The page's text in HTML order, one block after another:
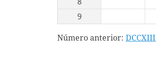
9
Número anterior: DCCXIII